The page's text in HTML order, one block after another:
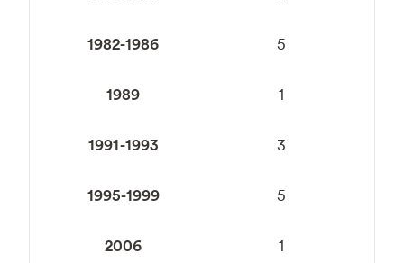
1982-1986 5
1989 1
1991-1993 3
1995-1999 5
2006 1